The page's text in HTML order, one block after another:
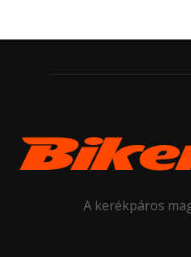
A kerékpáros